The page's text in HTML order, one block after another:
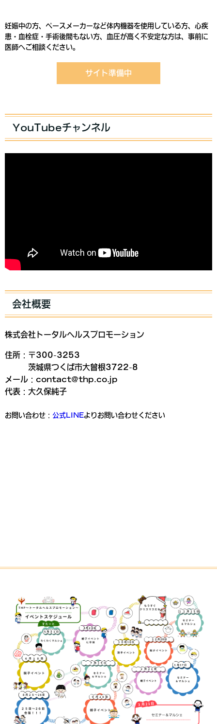
妊娠中の方、ペースメーカーなど体内機器を使用している方、心疾
患・血栓症・手術後間もない方、血圧が高く不安定な方は、事前に
医師へご相談ください。
サイト準備中
YouTubeチャンネル
会社概要
株式会社トータルヘルスプロモーション
住所：〒300-3253
茨城県つくば市大曾根3722-8
メール：contact@thp.co.jp
代表：大久保純子
お問い合わせ： 公式LINEよりお問い合わせください